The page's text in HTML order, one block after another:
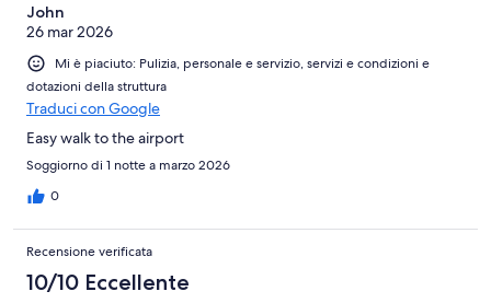
John
26 mar 2026
Mi è piaciuto: Pulizia, personale e servizio, servizi e condizioni e
dotazioni della struttura
Traduci con Google
Easy walk to the airport
Soggiorno di 1 notte a marzo 2026
0
Recensione verificata
10/10 Eccellente